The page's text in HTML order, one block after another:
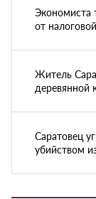
Экономиста
от
Житель
деревянной
Саратовец
убийством